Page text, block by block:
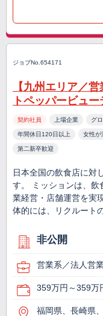
ジョブNo.654171
【九州エリア／
トペッパービュ
契約社員 上場企業 グ
年間休日120日以上 女性が
第二新卒歓迎
日本全国の飲食店に対
す。 ミッションは、飲
業経営・店舗運営を実
体的には、リクルート
非公開
営業系／法人営
359万円～359万
福岡県、長崎県